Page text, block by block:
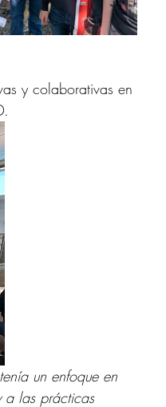
y colaborativas en
un enfoque en
a las prácticas